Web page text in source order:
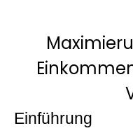
Einführung